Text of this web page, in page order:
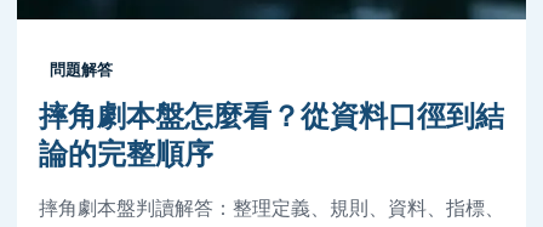
問題解答
摔角劇本盤怎麼看？從資料口徑到結
論的完整順序
摔角劇本盤判讀解答：整理定義、規則、資料、指標、